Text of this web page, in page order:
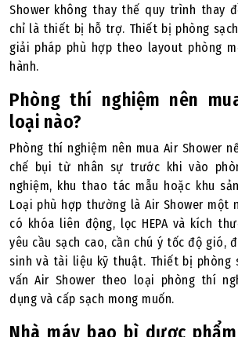
Shower không thay thế quy trình thay
chỉ là thiết bị hỗ trợ. Thiết bị phòng
giải pháp phù hợp theo layout phòng
hành.
Phòng thí nghiệm nên
loại nào?
Phòng thí nghiệm nên mua Air Shower
chế bụi từ nhân sự trước khi vào
nghiệm, khu thao tác mẫu hoặc khu
Loại phù hợp thường là Air Shower một
có khóa liên động, lọc HEPA và kích
yêu cầu sạch cao, cần chú ý tốc độ gió,
sinh và tài liệu kỹ thuật. Thiết bị phòng
vấn Air Shower theo loại phòng thí
dụng và cấp sạch mong muốn.
Nhà máy bao bì dược